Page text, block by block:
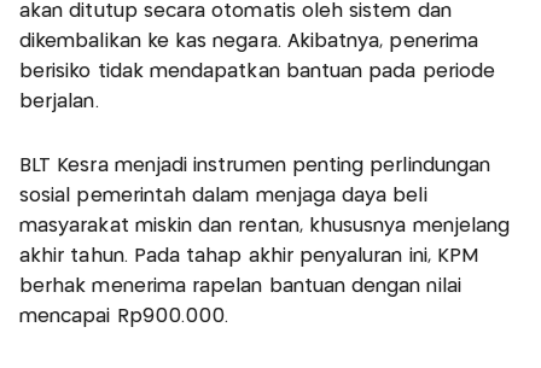
akan ditutup secara otomatis oleh sistem dan
dikembalikan ke kas negara. Akibatnya, penerima
berisiko tidak mendapatkan bantuan pada periode
berjalan.
BLT Kesra menjadi instrumen penting perlindungan
sosial pemerintah dalam menjaga daya beli
masyarakat miskin dan rentan, khususnya menjelang
akhir tahun. Pada tahap akhir penyaluran ini, KPM
berhak menerima rapelan bantuan dengan nilai
mencapai Rp900.000.